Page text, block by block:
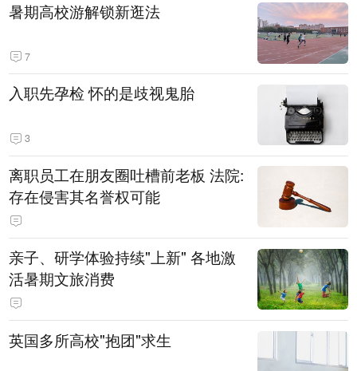
暑期高校游解锁新逛法
7
入职先孕检 怀的是歧视鬼胎
3
离职员工在朋友圈吐槽前老板 法院:
存在侵害其名誉权可能
亲子、研学体验持续"上新" 各地激
活暑期文旅消费
英国多所高校"抱团"求生